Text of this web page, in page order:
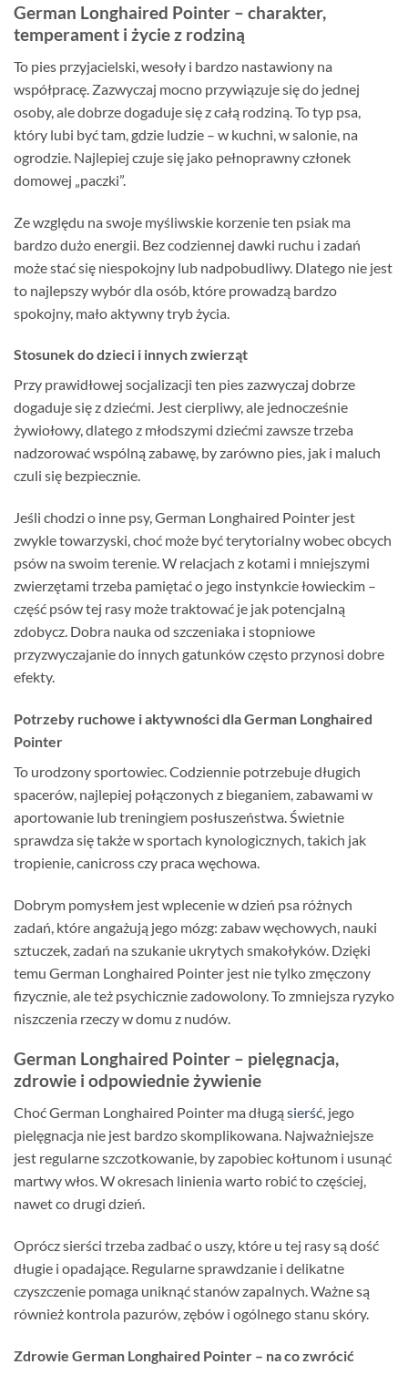
German Longhaired Pointer – charakter,
temperament i życie z rodziną
To pies przyjacielski, wesoły i bardzo nastawiony na
współpracę. Zazwyczaj mocno przywiązuje się do jednej
osoby, ale dobrze dogaduje się z całą rodziną. To typ psa,
który lubi być tam, gdzie ludzie – w kuchni, w salonie, na
ogrodzie. Najlepiej czuje się jako pełnoprawny członek
domowej „paczki”.
Ze względu na swoje myśliwskie korzenie ten psiak ma
bardzo dużo energii. Bez codziennej dawki ruchu i zadań
może stać się niespokojny lub nadpobudliwy. Dlatego nie jest
to najlepszy wybór dla osób, które prowadzą bardzo
spokojny, mało aktywny tryb życia.
Stosunek do dzieci i innych zwierząt
Przy prawidłowej socjalizacji ten pies zazwyczaj dobrze
dogaduje się z dziećmi. Jest cierpliwy, ale jednocześnie
żywiołowy, dlatego z młodszymi dziećmi zawsze trzeba
nadzorować wspólną zabawę, by zarówno pies, jak i maluch
czuli się bezpiecznie.
Jeśli chodzi o inne psy, German Longhaired Pointer jest
zwykle towarzyski, choć może być terytorialny wobec obcych
psów na swoim terenie. W relacjach z kotami i mniejszymi
zwierzętami trzeba pamiętać o jego instynkcie łowieckim –
część psów tej rasy może traktować je jak potencjalną
zdobycz. Dobra nauka od szczeniaka i stopniowe
przyzwyczajanie do innych gatunków często przynosi dobre
efekty.
Potrzeby ruchowe i aktywności dla German Longhaired
Pointer
To urodzony sportowiec. Codziennie potrzebuje długich
spacerów, najlepiej połączonych z bieganiem, zabawami w
aportowanie lub treningiem posłuszeństwa. Świetnie
sprawdza się także w sportach kynologicznych, takich jak
tropienie, canicross czy praca węchowa.
Dobrym pomysłem jest wplecenie w dzień psa różnych
zadań, które angażują jego mózg: zabaw węchowych, nauki
sztuczek, zadań na szukanie ukrytych smakołyków. Dzięki
temu German Longhaired Pointer jest nie tylko zmęczony
fizycznie, ale też psychicznie zadowolony. To zmniejsza ryzyko
niszczenia rzeczy w domu z nudów.
German Longhaired Pointer – pielęgnacja,
zdrowie i odpowiednie żywienie
Choć German Longhaired Pointer ma długą sierść, jego
pielęgnacja nie jest bardzo skomplikowana. Najważniejsze
jest regularne szczotkowanie, by zapobiec kołtunom i usunąć
martwy włos. W okresach linienia warto robić to częściej,
nawet co drugi dzień.
Oprócz sierści trzeba zadbać o uszy, które u tej rasy są dość
długie i opadające. Regularne sprawdzanie i delikatne
czyszczenie pomaga uniknąć stanów zapalnych. Ważne są
również kontrola pazurów, zębów i ogólnego stanu skóry.
Zdrowie German Longhaired Pointer – na co zwrócić